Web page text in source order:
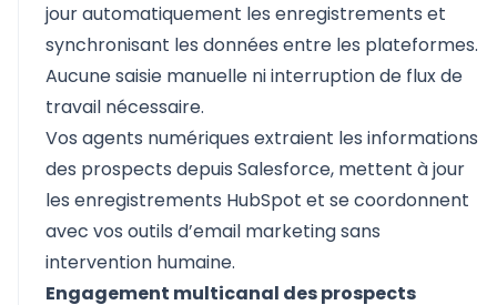
jour automatiquement les enregistrements et
synchronisant les données entre les plateformes.
Aucune saisie manuelle ni interruption de flux de
travail nécessaire.
Vos agents numériques extraient les informations
des prospects depuis Salesforce, mettent à jour
les enregistrements HubSpot et se coordonnent
avec vos outils d’email marketing sans
intervention humaine.
Engagement multicanal des prospects